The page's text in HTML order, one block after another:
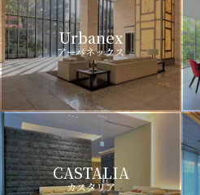
Urbanex
アーバネックス
CASTALIA
カスタリア